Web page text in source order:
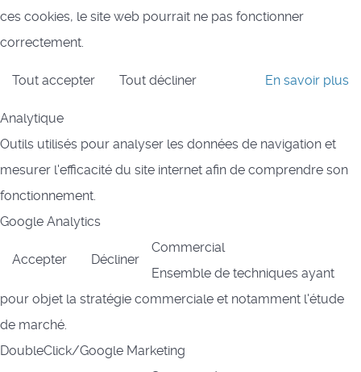
ces cookies, le site web pourrait ne pas fonctionner
correctement.
Tout accepter Tout décliner En savoir plus
Analytique
Outils utilisés pour analyser les données de navigation et
mesurer l'efficacité du site internet afin de comprendre son
fonctionnement.
Google Analytics
Accepter Décliner
Commercial
Ensemble de techniques ayant
pour objet la stratégie commerciale et notamment l'étude
de marché.
DoubleClick/Google Marketing